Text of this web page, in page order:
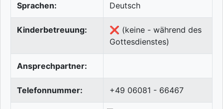
Sprachen: Deutsch
Kinderbetreuung:
❌ (keine - während des
Gottesdienstes)
Ansprechpartner:
Telefonnummer: +49 06081 - 66467